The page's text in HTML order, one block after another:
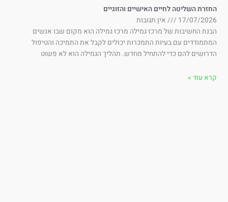
השליטה לחיים האישיים והזוגיים
17/07/
אין תגובות
החשיבות של מרכז גמילה מרכז גמילה הוא מקום שבו אנשים
עם בעיות התמכרות יכולים לקבל את התמיכה והטיפול
להם כדי להתחיל מחדש. תהליך הגמילה הוא לא פשוט
עוד »